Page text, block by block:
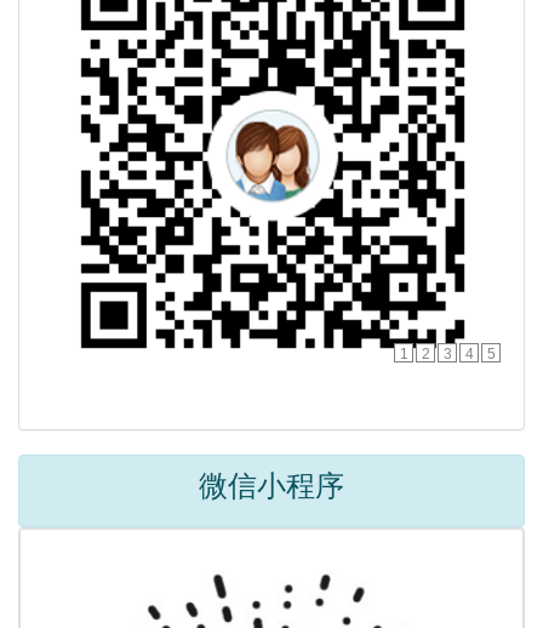
1 2 3 4 5
微信小程序